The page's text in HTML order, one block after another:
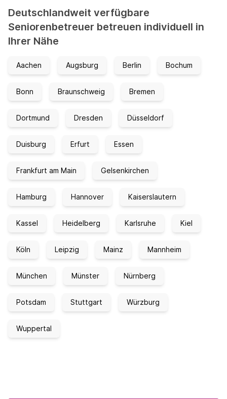
Deutschlandweit verfügbare
Seniorenbetreuer betreuen individuell in
Ihrer Nähe
Aachen Augsburg Berlin Bochum
Bonn Braunschweig Bremen
Dortmund Dresden Düsseldorf
Duisburg Erfurt Essen
Frankfurt am Main Gelsenkirchen
Hamburg Hannover Kaiserslautern
Kassel Heidelberg Karlsruhe Kiel
Köln Leipzig Mainz Mannheim
München Münster Nürnberg
Potsdam Stuttgart Würzburg
Wuppertal